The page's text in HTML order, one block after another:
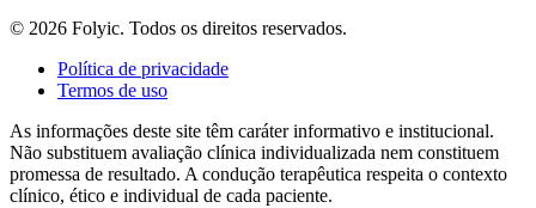
© 2026 Folyic. Todos os direitos reservados.
Política de privacidade
Termos de uso
As informações deste site têm caráter informativo e institucional.
Não substituem avaliação clínica individualizada nem constituem
promessa de resultado. A condução terapêutica respeita o contexto
clínico, ético e individual de cada paciente.